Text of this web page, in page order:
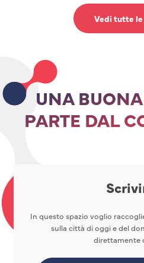
Vedi tutte
UNA
PARTE DAL
In questo spazio voglio
sulla città di oggi e del
direttamente